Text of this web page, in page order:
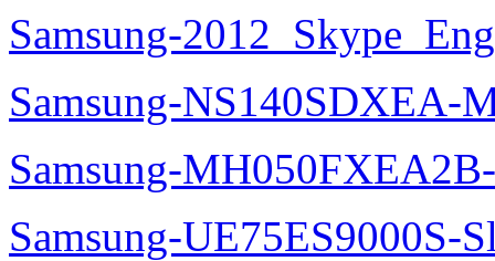
Samsung-
Samsung-NS140SDXEA-
Samsung-
Samsung-